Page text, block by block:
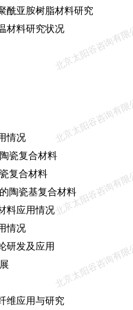
亚胺树脂材料研究
料研究状况
情况
复合材料
合材料
瓷基复合材料
应用情况
情况
发及应用
应用与研究
北京太阳谷咨询有
北京太阳谷咨询
北京太阳谷咨询有
北京太阳谷咨询有